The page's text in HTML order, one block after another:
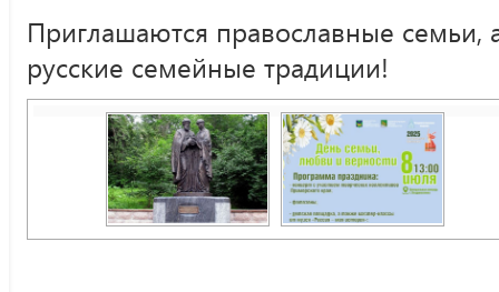
Приглашаются православные семьи,
русские семейные традиции!